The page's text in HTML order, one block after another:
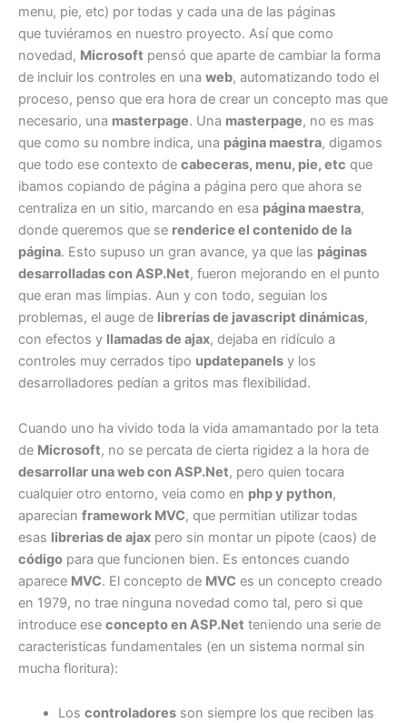
menu, pie, etc) por todas y cada una de las páginas
que tuviéramos en nuestro proyecto. Así que como
novedad, Microsoft pensó que aparte de cambiar la forma
de incluir los controles en una web, automatizando todo el
proceso, penso que era hora de crear un concepto mas que
necesario, una masterpage. Una masterpage, no es mas
que como su nombre indica, una página maestra, digamos
que todo ese contexto de cabeceras, menu, pie, etc que
ibamos copiando de página a página pero que ahora se
centraliza en un sitio, marcando en esa página maestra,
donde queremos que se renderice el contenido de la
página. Esto supuso un gran avance, ya que las páginas
desarrolladas con ASP.Net, fueron mejorando en el punto
que eran mas limpias. Aun y con todo, seguian los
problemas, el auge de librerías de javascript dinámicas,
con efectos y llamadas de ajax, dejaba en ridículo a
controles muy cerrados tipo updatepanels y los
desarrolladores pedían a gritos mas flexibilidad.
Cuando uno ha vivido toda la vida amamantado por la teta
de Microsoft, no se percata de cierta rigidez a la hora de
desarrollar una web con ASP.Net, pero quien tocara
cualquier otro entorno, veia como en php y python,
aparecian framework MVC, que permitian utilizar todas
esas librerias de ajax pero sin montar un pipote (caos) de
código para que funcionen bien. Es entonces cuando
aparece MVC. El concepto de MVC es un concepto creado
en 1979, no trae ninguna novedad como tal, pero si que
introduce ese concepto en ASP.Net teniendo una serie de
caracteristicas fundamentales (en un sistema normal sin
mucha floritura):
Los controladoresson siempre los que reciben las